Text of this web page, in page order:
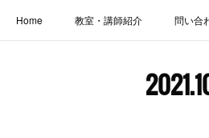
Home 教室・講師紹介 問い合
お役立ちブログ | スマ
2021.